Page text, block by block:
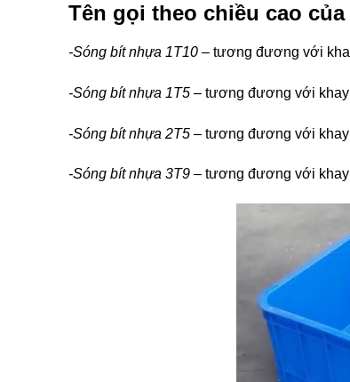
Tên gọi theo chiều cao của
-Sóng bít nhựa 1T10 – tương đương với
-Sóng bít nhựa 1T5 – tương đương với
-Sóng bít nhựa 2T5 – tương đương với
-Sóng bít nhựa 3T9 – tương đương với